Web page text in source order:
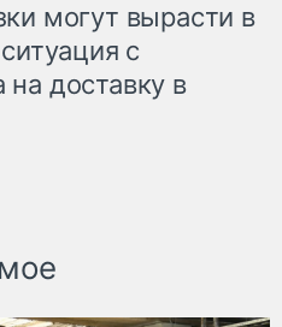
могут вырасти в
с
доставку в